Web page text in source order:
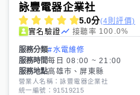
詠豐電器企業社
5.0分(4則評價)
實名驗證
接聽率 100.0%
服務分類#水電維修
服務時間每日 08:00 ~ 21:00
服務地點高雄市、屏東縣
營業人名稱：詠豐電器企業社
統一編號：91519215